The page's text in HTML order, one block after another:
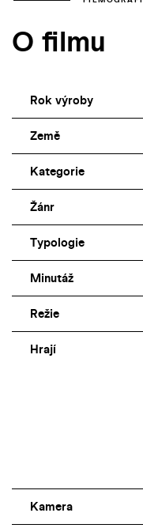
uplývajícím časem,
O filmu
Rok výroby
Země
Kategorie
Žánr
Typologie
Minutáž
Režie
Hrají
Kamera